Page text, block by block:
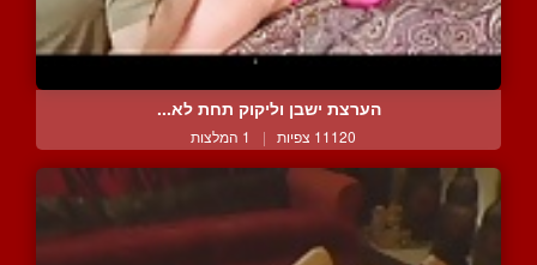
הערצת ישבן וליקוק תחת לא...
11120 צפיות | 1 המלצות